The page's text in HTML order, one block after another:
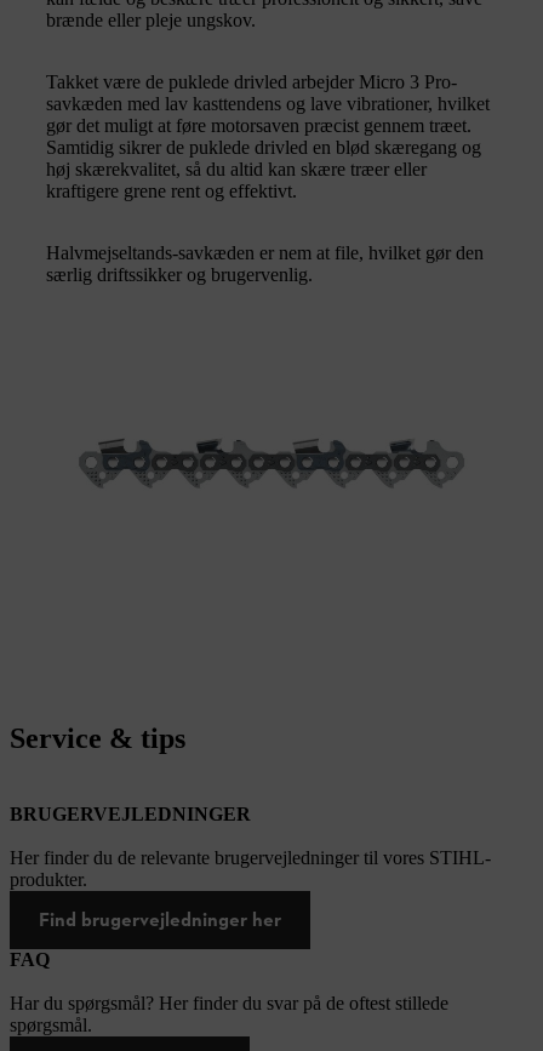
brænde eller pleje ungskov.
Takket være de puklede drivled arbejder Micro 3 Pro-
savkæden med lav kasttendens og lave vibrationer, hvilket
gør det muligt at føre motorsaven præcist gennem træet.
Samtidig sikrer de puklede drivled en blød skæregang og
høj skærekvalitet, så du altid kan skære træer eller
kraftigere grene rent og effektivt.
Halvmejseltands-savkæden er nem at file, hvilket gør den
særlig driftssikker og brugervenlig.
Service & tips
BRUGERVEJLEDNINGER
Her finder du de relevante brugervejledninger til vores STIHL-
produkter.
Find brugervejledninger her
FAQ
Har du spørgsmål? Her finder du svar på de oftest stillede
spørgsmål.